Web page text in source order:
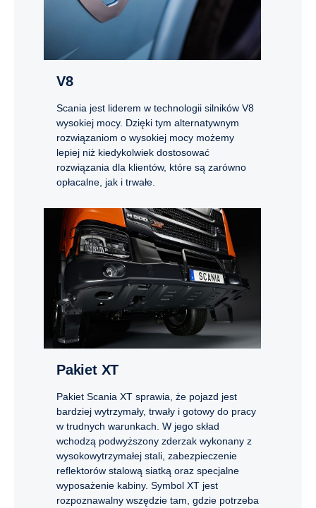
V8
Scania jest liderem w technologii silników V8
wysokiej mocy. Dzięki tym alternatywnym
rozwiązaniom o wysokiej mocy możemy
lepiej niż kiedykolwiek dostosować
rozwiązania dla klientów, które są zarówno
opłacalne, jak i trwałe.
Pakiet XT
Pakiet Scania XT sprawia, że pojazd jest
bardziej wytrzymały, trwały i gotowy do pracy
w trudnych warunkach. W jego skład
wchodzą podwyższony zderzak wykonany z
wysokowytrzymałej stali, zabezpieczenie
reflektorów stalową siatką oraz specjalne
wyposażenie kabiny. Symbol XT jest
rozpoznawalny wszędzie tam, gdzie potrzeba